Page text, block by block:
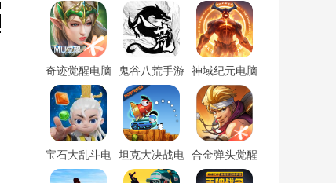
版「含模拟
器」
电脑版「含模
拟器」
脑版「含模拟
器」
奇迹觉醒电脑
版「含模拟
器」
鬼谷八荒手游
电脑版「含模
拟器」
神域纪元电脑
版「含模拟
器」
宝石大乱斗电
脑版「含模拟
坦克大决战电
脑版「含模拟
合金弹头觉醒
电脑版「含模